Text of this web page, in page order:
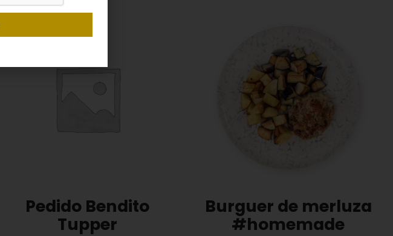
Pedido Bendito
Tupper
Burguer de merluza
#homemade